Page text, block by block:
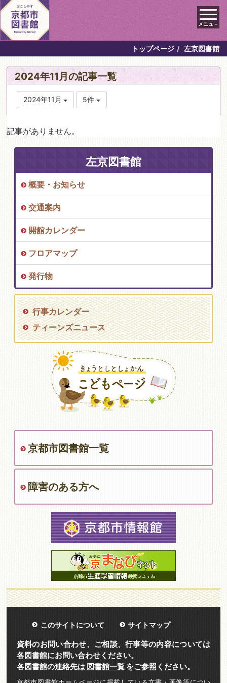
メニュ－
トップページ 左京図書館
2024年11月の記事一覧
2024年11月 5件
記事がありません。
左京図書館
概要・お知らせ
交通案内
開館カレンダー
フロアマップ
発行物
行事カレンダー
ティーンズニュース
京都市図書館一覧
障害のある方へ
このサイトについて サイトマップ
資料のお問い合わせ、ご相談、行事等の内容については
各図書館にお問い合わせください。
各図書館の連絡先は 図書館一覧をご参照ください。